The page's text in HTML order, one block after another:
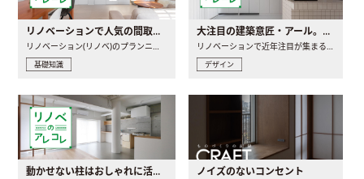
リノベーションで人気の間取りとは？トレンドの間取りと実例を徹底解説
リノベーション(リノベ)のプランニングで一番最初に決めるのは..
基礎知識
大注目の建築意匠・アール。人気の理由と空間に取り入れるポイント
リノベーションで近年注目が集まる建築意匠の一つであるアール..
デザイン
動かせない柱はおしゃれに活用！柱を魅せるリノベーション(リノベ)4選 ノイズのないコンセント